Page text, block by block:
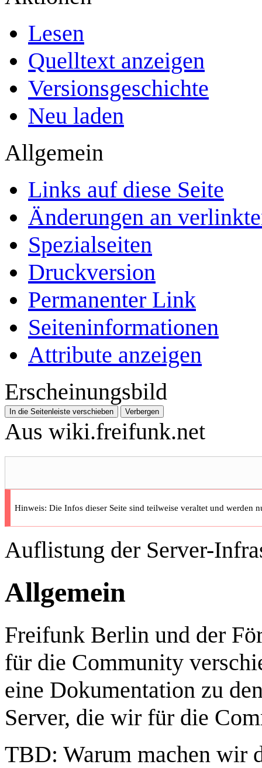
Lesen
Quelltext anzeigen
Versionsgeschichte
Neu laden
Allgemein
Links auf diese Seite
Änderungen an
Spezialseiten
Druckversion
Permanenter Link
Seiten­­informationen
Attribute anzeigen
Erscheinungsbild
In die Seitenleiste verschieben Verbergen
Aus wiki.freifunk.net
Hinweis: Die Infos dieser Seite sind teilweise veraltet und werden
Auflistung der Server-
Allgemein
Freifunk Berlin und der
für die Community
eine Dokumentation zu
Server, die wir für die
TBD: Warum machen wir